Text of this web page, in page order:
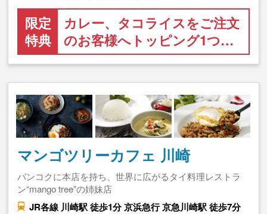
限定
特典
カレー、タコライスをご注文
のお客様へトッピング1つ…
マンゴツリーカフェ 川崎
バンコクに本店を持ち、世界に広がるタイ料理レストラ
ン“mango tree”の姉妹店
JR各線 川崎駅 徒歩1分 京浜急行 京急川崎駅 徒歩7分